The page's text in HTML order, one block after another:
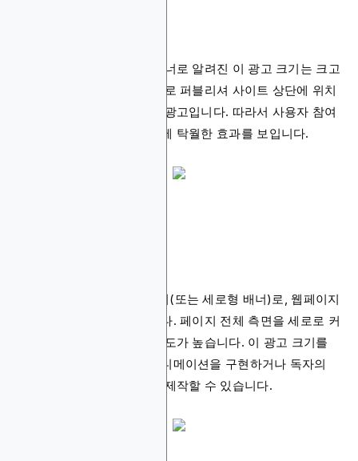
리더보드 배너 또는 수평 배너로 알려진 이 광고 크기는 크고
매우 눈에 띕니다. 일반적으로 퍼블리셔 사이트 상단에 위치
하며 사용자가 처음 접하는 광고입니다. 따라서 사용자 참여
유도와 브랜드 인지도 향상에 탁월한 효과를 보입니다.
와이드 스카이스크래퍼 배너(또는 세로형 배너)로, 웹페이지
측면에서 확인할 수 있습니다. 페이지 전체 측면을 세로로 커
버할 수 있어 사용자의 주목도가 높습니다. 이 광고 크기를
활용하면 여러 이미지로 애니메이션을 구현하거나 독자의
관심을 끄는 이미지 광고로 제작할 수 있습니다.